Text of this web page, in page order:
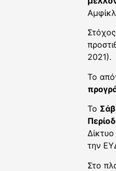
2021).
Το
Το
την
Στο